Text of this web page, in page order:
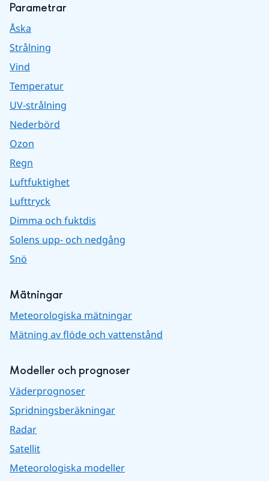
Parametrar
Åska
Strålning
Vind
Temperatur
UV-strålning
Nederbörd
Ozon
Regn
Luftfuktighet
Lufttryck
Dimma och fuktdis
Solens upp- och nedgång
Snö
Mätningar
Meteorologiska mätningar
Mätning av flöde och vattenstånd
Modeller och prognoser
Väderprognoser
Spridningsberäkningar
Radar
Satellit
Meteorologiska modeller